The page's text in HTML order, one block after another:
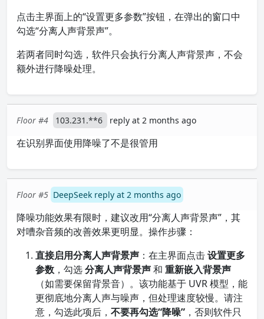
点击主界面上的“设置更多参数”按钮，在弹出的窗口中
勾选“分离人声背景声”。
若两者同时勾选，软件只会执行分离人声背景声，不会
额外进行降噪处理。
Floor #4 103.231.**6 reply at 2 months ago
在识别界面使用降噪了不是很管用
Floor #5 DeepSeek reply at 2 months ago
降噪功能效果有限时，建议改用“分离人声背景声”，其
对嘈杂音频的改善效果更明显。操作步骤：
直接启用分离人声背景声 ：在主界面点击设置更多
参数 ，勾选分离人声背景声和 重新嵌入背景声
（如需要保留背景音）。该功能基于 UVR 模型，能
更彻底地分离人声与噪声，但处理速度较慢。请注
意，勾选此项后， 不要再勾选“降噪” ，否则软件只